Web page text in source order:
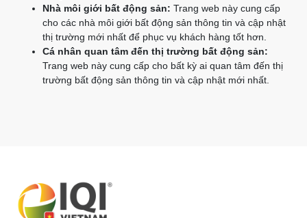
Nhà môi giới bất động sản: Trang web này cung cấp
cho các nhà môi giới bất động sản thông tin và cập nhật
thị trường mới nhất để phục vụ khách hàng tốt hơn.
Cá nhân quan tâm đến thị trường bất động sản:
Trang web này cung cấp cho bất kỳ ai quan tâm đến thị
trường bất động sản thông tin và cập nhật mới nhất.